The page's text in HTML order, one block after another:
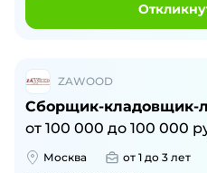
ZAWOOD
Сборщик-кладовщик-
от 100 000 до 100 000
Москва от 1 до 3 лет